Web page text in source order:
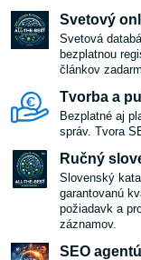
Svetový
Svetová
bezplatnou
článkov
Tvorba a
Bezplatné aj
správ. Tvora
Ručný
Slovenský
garantovanú
požiadavk a
záznamov.
SEO